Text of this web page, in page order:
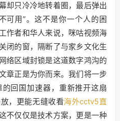
却只冷冷地转着圈，最后弹出
可用”。这不是你一个人的困
作者和华人来说，咪咕视频海
闭的窗，隔断了与家乡文化生
络区域封锁是这道数字鸿沟的
章正是为你而来。我们将一步
回国加速器，重新推开这扇
，更能无缝收看海外cctv5直
不仅仅是技术方案，更是一种